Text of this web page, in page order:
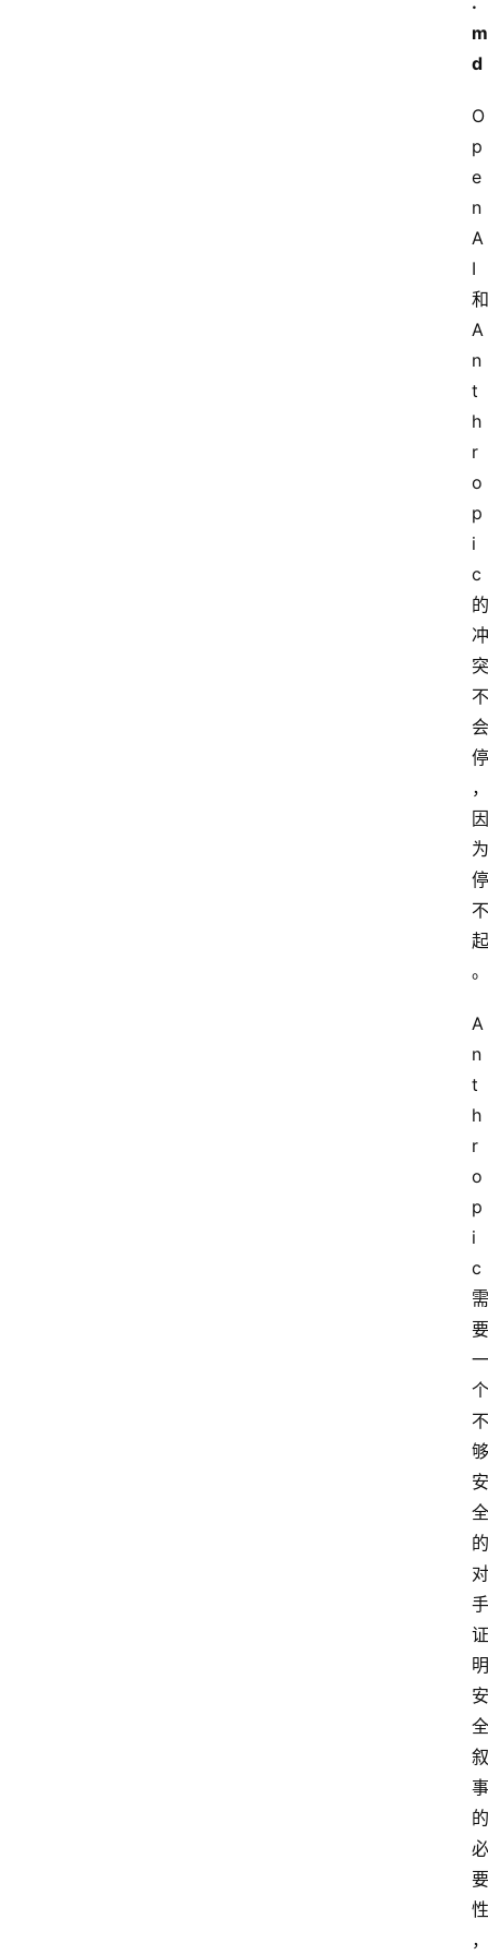
m
d
O
p
e
n
A
I
和
A
n
t
h
r
o
p
i
c
的
冲
突
不
会
停
，
因
为
停
不
起
。
A
n
t
h
r
o
p
i
c
需
要
一
个
不
够
安
全
的
对
手
证
明
安
全
叙
事
的
必
要
性
，